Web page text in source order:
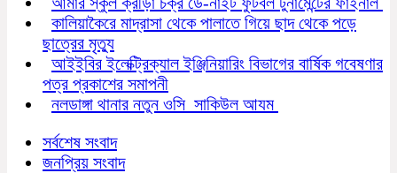
কালিয়াকৈরে মাদ্রাসা থেকে পালাতে গিয়ে ছাদ থেকে পড়ে
ছাত্রের মৃত্যু
আইইবির ইলেক্ট্রিক্যাল ইঞ্জিনিয়ারিং বিভাগের বার্ষিক গবেষণার
পত্র প্রকাশের সমাপনী
নলডাঙ্গা থানার নতুন ওসি সাকিউল আযম
সর্বশেষ সংবাদ
জনপ্রিয় সংবাদ